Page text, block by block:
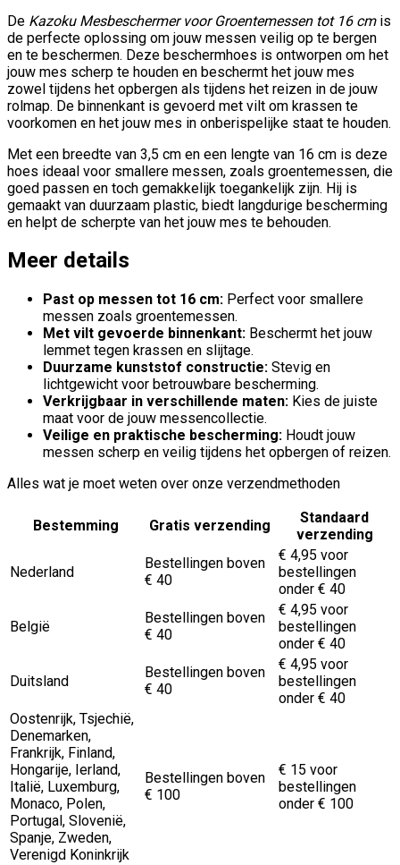
De Kazoku Mesbeschermer voor Groentemessen tot 16 cmis
de perfecte oplossing om jouw messen veilig op te bergen
en te beschermen. Deze beschermhoes is ontworpen om het
jouw mes scherp te houden en beschermt het jouw mes
zowel tijdens het opbergen als tijdens het reizen in de jouw
rolmap. De binnenkant is gevoerd met vilt om krassen te
voorkomen en het jouw mes in onberispelijke staat te houden.
Met een breedte van 3,5 cm en een lengte van 16 cm is deze
hoes ideaal voor smallere messen, zoals groentemessen, die
goed passen en toch gemakkelijk toegankelijk zijn. Hij is
gemaakt van duurzaam plastic, biedt langdurige bescherming
en helpt de scherpte van het jouw mes te behouden.
Meer details
Past op messen tot 16 cm: Perfect voor smallere
messen zoals groentemessen.
Met vilt gevoerde binnenkant: Beschermt het jouw
lemmet tegen krassen en slijtage.
Duurzame kunststof constructie: Stevig en
lichtgewicht voor betrouwbare bescherming.
Verkrijgbaar in verschillende maten: Kies de juiste
maat voor de jouw messencollectie.
Veilige en praktische bescherming: Houdt jouw
messen scherp en veilig tijdens het opbergen of reizen.
Alles wat je moet weten over onze verzendmethoden
Bestemming Gratis verzending
Standaard
verzending
Nederland
Bestellingen boven
€ 40
€ 4,95 voor
bestellingen
onder € 40
België
Bestellingen boven
€ 40
€ 4,95 voor
bestellingen
onder € 40
Duitsland
Bestellingen boven
€ 40
€ 4,95 voor
bestellingen
onder € 40
Oostenrijk, Tsjechië,
Denemarken,
Frankrijk, Finland,
Hongarije, Ierland,
Italië, Luxemburg,
Monaco, Polen,
Portugal, Slovenië,
Spanje, Zweden,
Verenigd Koninkrijk
Bestellingen boven
€ 100
€ 15 voor
bestellingen
onder € 100